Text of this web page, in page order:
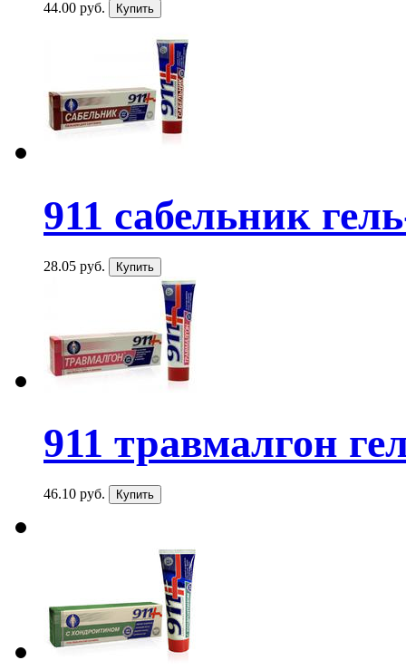
44.00 руб.
911 сабельник
28.05 руб.
911 травмалгон
46.10 руб.